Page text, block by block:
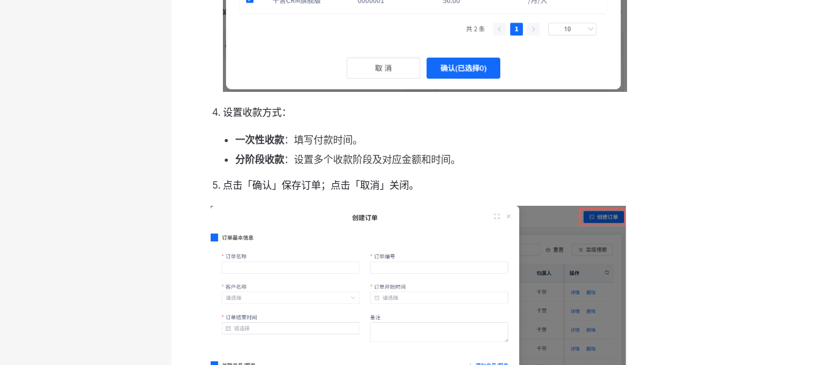
设置收款方式：
一次性收款：填写付款时间。
分阶段收款：设置多个收款阶段及对应金额和时间。
点击「确认」保存订单；点击「取消」关闭。